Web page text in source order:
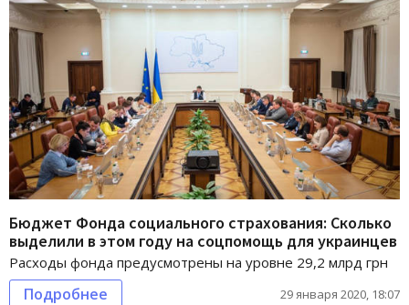
Бюджет Фонда социального страхования: Сколько
выделили в этом году на соцпомощь для украинцев
Расходы фонда предусмотрены на уровне 29,2 млрд грн
Подробнее 29 января 2020, 18:07